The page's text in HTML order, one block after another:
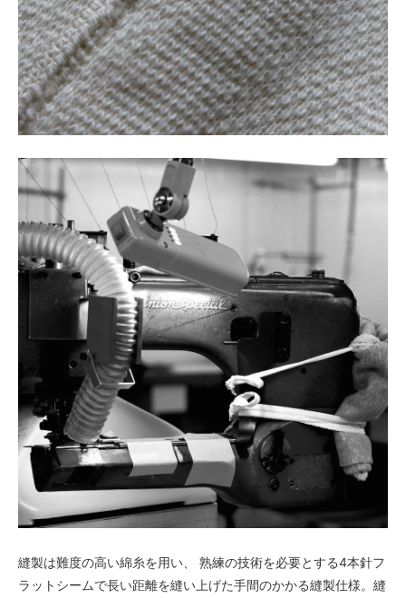
縫製は難度の高い綿糸を用い、 熟練の技術を必要とする4本針フ
ラットシームで長い距離を縫い上げた手間のかかる縫製仕様。縫